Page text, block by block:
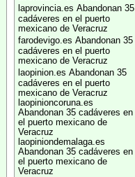
laprovincia.es Abandonan 35
cadáveres en el puerto
mexicano de Veracruz
farodevigo.es Abandonan 35
cadáveres en el puerto
mexicano de Veracruz
laopinion.es Abandonan 35
cadáveres en el puerto
mexicano de Veracruz
laopinioncoruna.es
Abandonan 35 cadáveres en
el puerto mexicano de
Veracruz
laopiniondemalaga.es
Abandonan 35 cadáveres en
el puerto mexicano de
Veracruz